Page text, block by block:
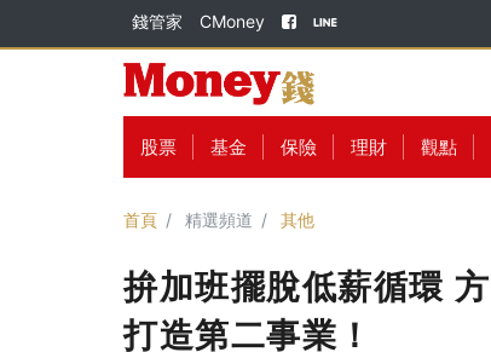
錢管家 CMoney
股票 基金 保險 理財 觀點
首頁 精選頻道 其他
拚加班擺脫低薪循環
打造第二事業！